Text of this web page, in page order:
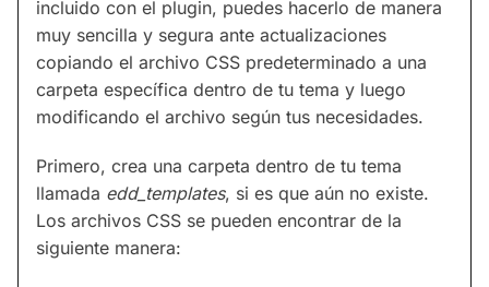
incluido con el plugin, puedes hacerlo de manera
muy sencilla y segura ante actualizaciones
copiando el archivo CSS predeterminado a una
carpeta específica dentro de tu tema y luego
modificando el archivo según tus necesidades.
Primero, crea una carpeta dentro de tu tema
llamada edd_templates, si es que aún no existe.
Los archivos CSS se pueden encontrar de la
siguiente manera: